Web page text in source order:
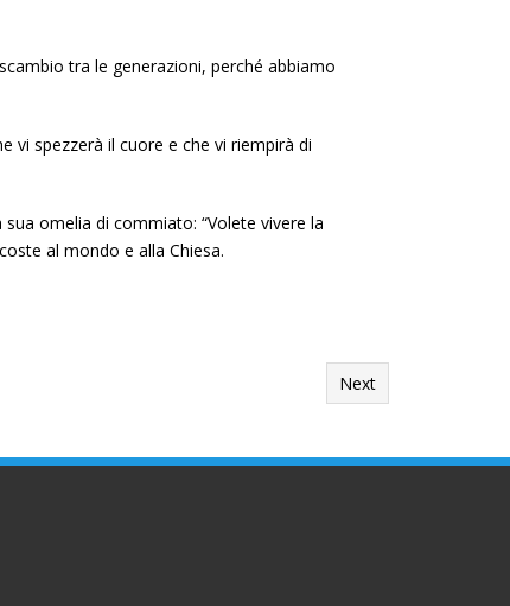
tra le generazioni, perché abbiamo
vi spezzerà il cuore e che vi riempirà di
sua omelia di commiato: “Volete vivere la
al mondo e alla Chiesa.
Next